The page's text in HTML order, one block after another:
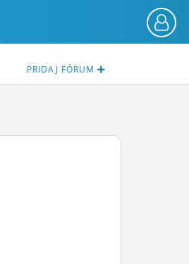
PRIDAJ FÓRUM